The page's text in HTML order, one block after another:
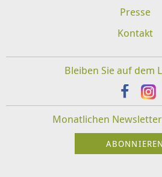
Presse
Kontakt
Bleiben Sie auf dem
Monatlichen